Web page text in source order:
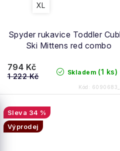
Spyder rukavice Toddler
Ski Mittens red combo
XL
Skladem (1 ks)
794 Kč
1 222 Kč
Kód:
34 %
Výprodej